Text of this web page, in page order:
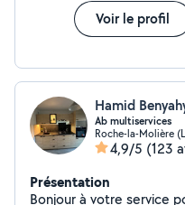
Voir le profil
Hamid
Ab multiservices
Roche-la-Molière
4,9/5 (123
Présentation
Bonjour à votre service